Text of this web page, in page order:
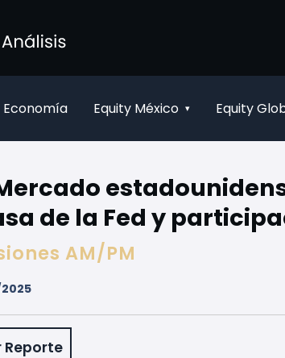
Economía Equity México ▾ Equity
de la Fed y
AM/PM
Reporte